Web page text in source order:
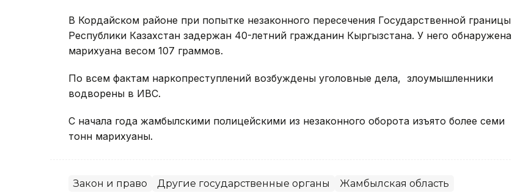
В Кордайском районе при попытке незаконного пересечения Государственной границы
Республики Казахстан задержан 40-летний гражданин Кыргызстана. У него обнаружена
марихуана весом 107 граммов.
По всем фактам наркопреступлений возбуждены уголовные дела, злоумышленники
водворены в ИВС.
C начала года жамбылскими полицейскими из незаконного оборота изъято более семи
тонн марихуаны.
Закон и право Другие государственные органы Жамбылская область